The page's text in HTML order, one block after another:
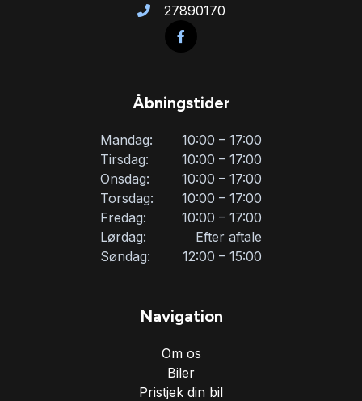
27890170
Åbningstider
Mandag:
10:00 – 17:00
Tirsdag:
10:00 – 17:00
Onsdag:
10:00 – 17:00
Torsdag:
10:00 – 17:00
Fredag:
10:00 – 17:00
Lørdag:
Efter aftale
Søndag:
12:00 – 15:00
Navigation
Om os
Biler
Pristjek din bil